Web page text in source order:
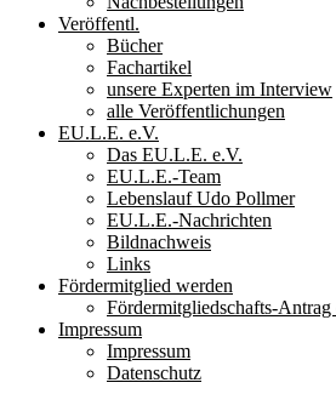
Veröffentl.
Bücher
Fachartikel
unsere Experten im Interview
alle Veröffentlichungen
EU.L.E. e.V.
Das EU.L.E. e.V.
EU.L.E.-Team
Lebenslauf Udo Pollmer
EU.L.E.-Nachrichten
Bildnachweis
Links
Fördermitglied werden
Fördermitgliedschafts-Antrag
Impressum
Impressum
Datenschutz